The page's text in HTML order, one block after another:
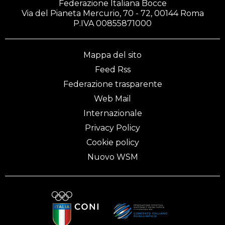
Federazione Italiana Bocce
Via del Pianeta Mercurio, 70 - 72, 00144 Roma
P.IVA 00855871000
Mappa del sito
Feed Rss
Federazione trasparente
Web Mail
Internazionale
Privacy Policy
Cookie policy
Nuovo WSM